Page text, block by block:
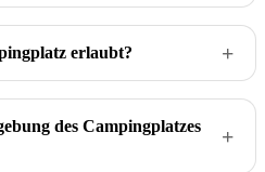
erlaubt?
des Campingplatzes